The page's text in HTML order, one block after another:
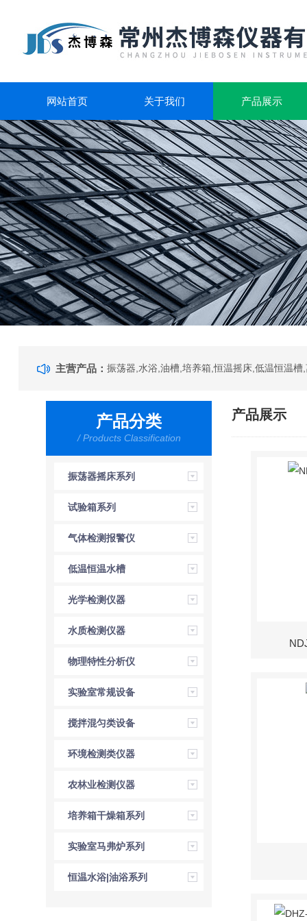
网站首页 关于我们 产品展示
主营产品：
产品分类
/ Products Classification
振荡器摇床系列
试验箱系列
气体检测报警仪
低温恒温水槽
光学检测仪器
水质检测仪器
物理特性分析仪
实验室常规设备
搅拌混匀类设备
环境检测类仪器
农林业检测仪器
培养箱干燥箱系列
实验室马弗炉系列
恒温水浴|油浴系列
产品展示